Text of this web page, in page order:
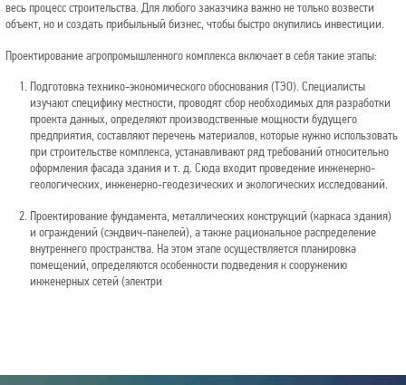
весь процесс строительства. Для любого заказчика важно не только возвести
объект, но и создать прибыльный бизнес, чтобы быстро окупились инвестиции.
Проектирование агропромышленного комплекса включает в себя такие этапы:
Подготовка технико-экономического обоснования (ТЭО). Специалисты
изучают специфику местности, проводят сбор необходимых для разработки
проекта данных, определяют производственные мощности будущего
предприятия, составляют перечень материалов, которые нужно использовать
при строительстве комплекса, устанавливают ряд требований относительно
оформления фасада здания и т. д. Сюда входит проведение инженерно-
геологических, инженерно-геодезических и экологических исследований.
Проектирование фундамента, металлических конструкций (каркаса здания)
и ограждений (сэндвич-панелей), а также рациональное распределение
внутреннего пространства. На этом этапе осуществляется планировка
помещений, определяются особенности подведения к сооружению
инженерных сетей (электри